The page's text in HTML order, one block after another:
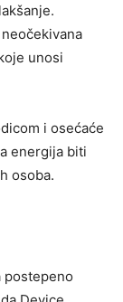
unosi
i osećaće
energija biti
osoba.
postepeno